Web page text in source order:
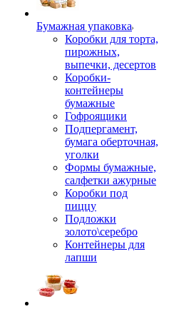
Бумажная упаковка
Коробки для торта,
пирожных,
выпечки, десертов
Коробки-
контейнеры
бумажные
Гофроящики
Подпергамент,
бумага оберточная,
уголки
Формы бумажные,
салфетки ажурные
Коробки под
пиццу
Подложки
золото\серебро
Контейнеры для
лапши